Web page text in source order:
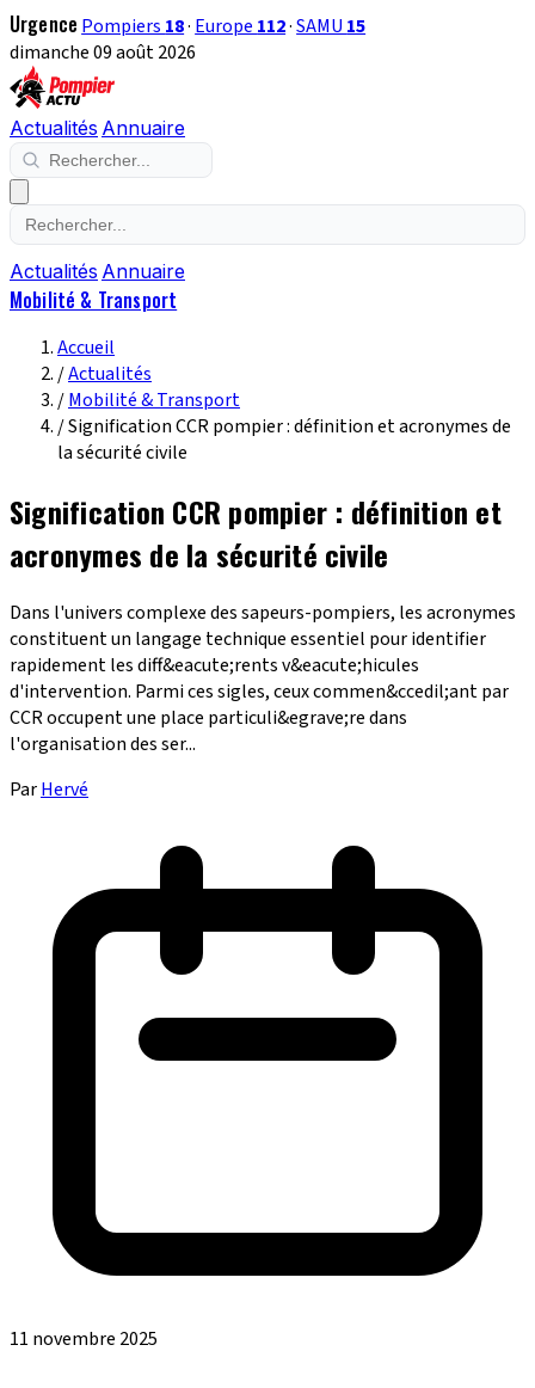
Urgence Pompiers 18· Europe 112·SAMU 15
dimanche 09 août 2026
Actualités Annuaire
Actualités Annuaire
Mobilité & Transport
Accueil
/Actualités
/Mobilité & Transport
/Signification CCR pompier : définition et acronymes de
la sécurité civile
Signification CCR pompier : définition et
acronymes de la sécurité civile
Dans l'univers complexe des sapeurs-pompiers, les acronymes
constituent un langage technique essentiel pour identifier
rapidement les diff&eacute;rents v&eacute;hicules
d'intervention. Parmi ces sigles, ceux commen&ccedil;ant par
CCR occupent une place particuli&egrave;re dans
l'organisation des ser...
ParHervé
11 novembre 2025